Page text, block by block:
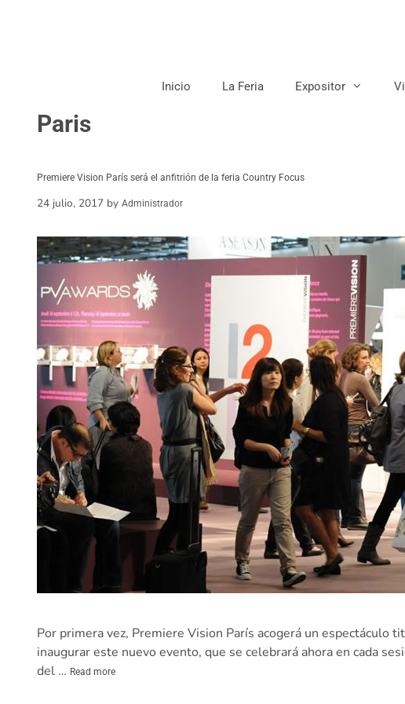
Inicio La Feria Expositor
Paris
Premiere Vision París será el anfitrión de la feria Country Focus
24 julio, 2017 by Administrador
Por primera vez, Premiere Vision París acogerá un espectáculo
inaugurar este nuevo evento, que se celebrará ahora en cada
del … Read more